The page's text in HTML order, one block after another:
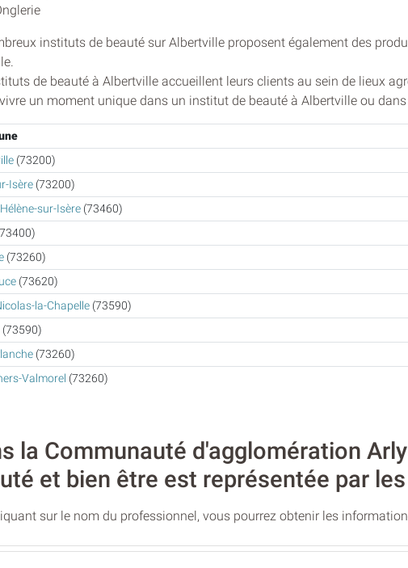
instituts de beauté sur Albertville proposent également des
de beauté à Albertville accueillent leurs clients au sein de lieux
un moment unique dans un institut de beauté à Albertville ou
(73200)
Isère(73200)
sur-Isère(73460)
(73260)
(73620)
la-Chapelle(73590)
(73590)
(73260)
Valmorel (73260)
la Communauté d'agglomération
et bien être est représentée par
sur le nom du professionnel, vous pourrez obtenir les